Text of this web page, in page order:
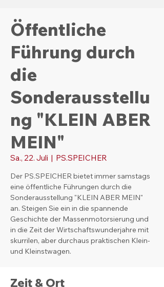
Öffentliche
Führung durch
die
Sonderausstellu
ng "KLEIN ABER
MEIN"
Sa., 22. Juli
  |
PS.SPEICHER
Der PS.SPEICHER bietet immer samstags
eine öffentliche Führungen durch die
Sonderausstellung "KLEIN ABER MEIN"
an. Steigen Sie ein in die spannende
Geschichte der Massenmotorsierung und
in die Zeit der Wirtschaftswunderjahre mit
skurrilen, aber durchaus praktischen Klein-
und Kleinstwagen.
Zeit & Ort